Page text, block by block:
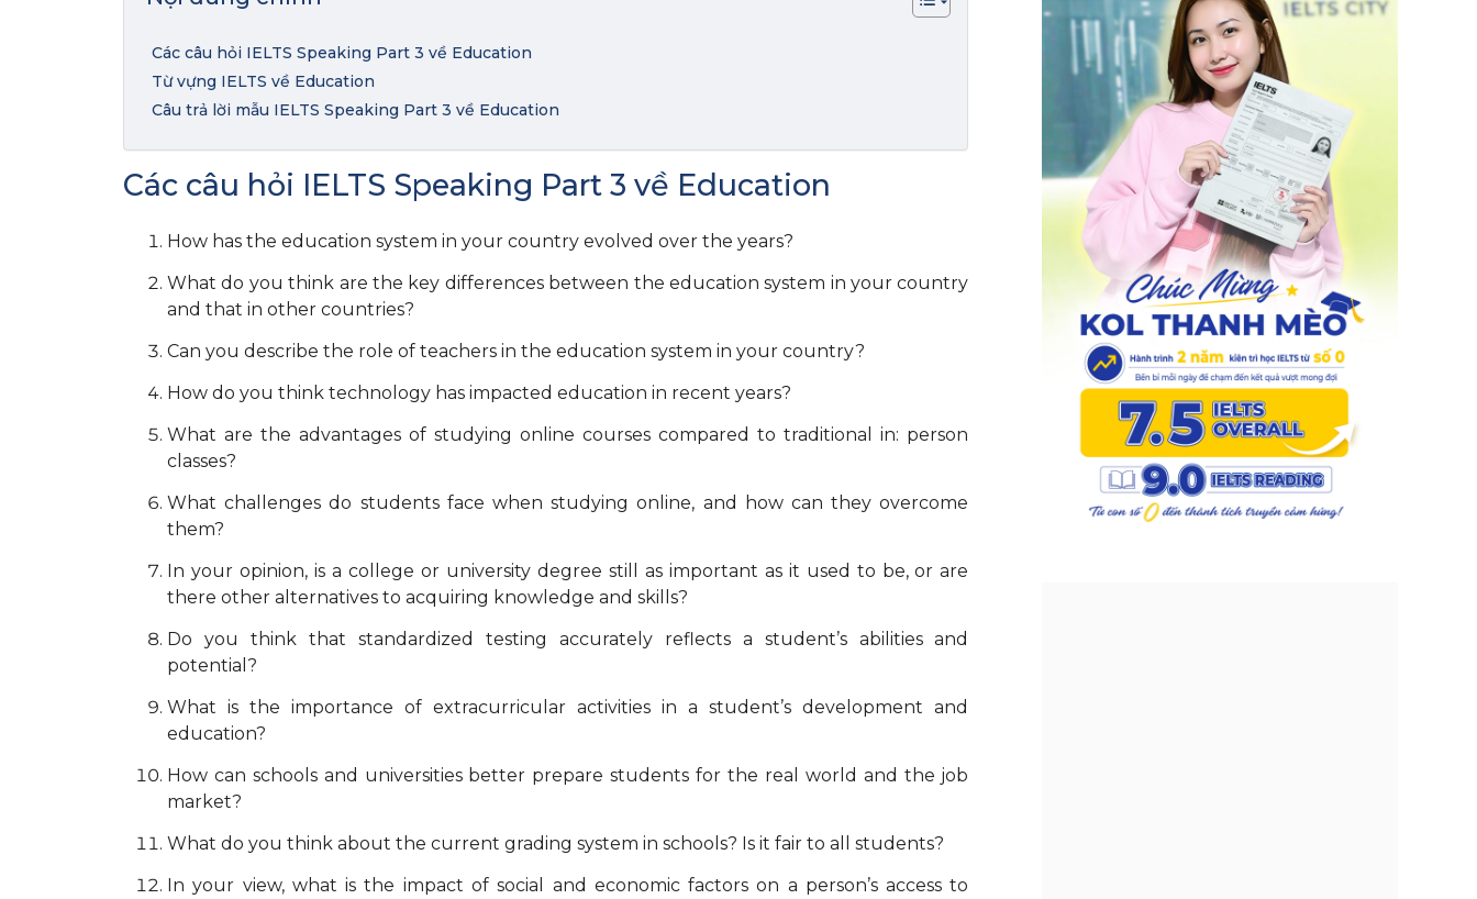
Các câu hỏi IELTS Speaking Part 3 về Education
Từ vựng IELTS về Education
Câu trả lời mẫu IELTS Speaking Part 3 về Education
Các câu hỏi IELTS Speaking Part 3 về Education
How has the education system in your country evolved over the years?
What do you think are the key differences between the education system in your country
and that in other countries?
Can you describe the role of teachers in the education system in your country?
How do you think technology has impacted education in recent years?
What are the advantages of studying online courses compared to traditional in: person
classes?
What challenges do students face when studying online, and how can they overcome
them?
In your opinion, is a college or university degree still as important as it used to be, or are
there other alternatives to acquiring knowledge and skills?
Do you think that standardized testing accurately reflects a student’s abilities and
potential?
What is the importance of extracurricular activities in a student’s development and
education?
How can schools and universities better prepare students for the real world and the job
market?
What do you think about the current grading system in schools? Is it fair to all students?
In your view, what is the impact of social and economic factors on a person’s access to
1.0